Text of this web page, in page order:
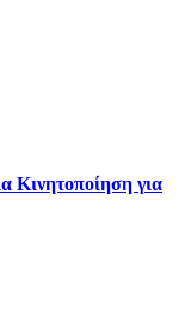
Κινητοποίηση για